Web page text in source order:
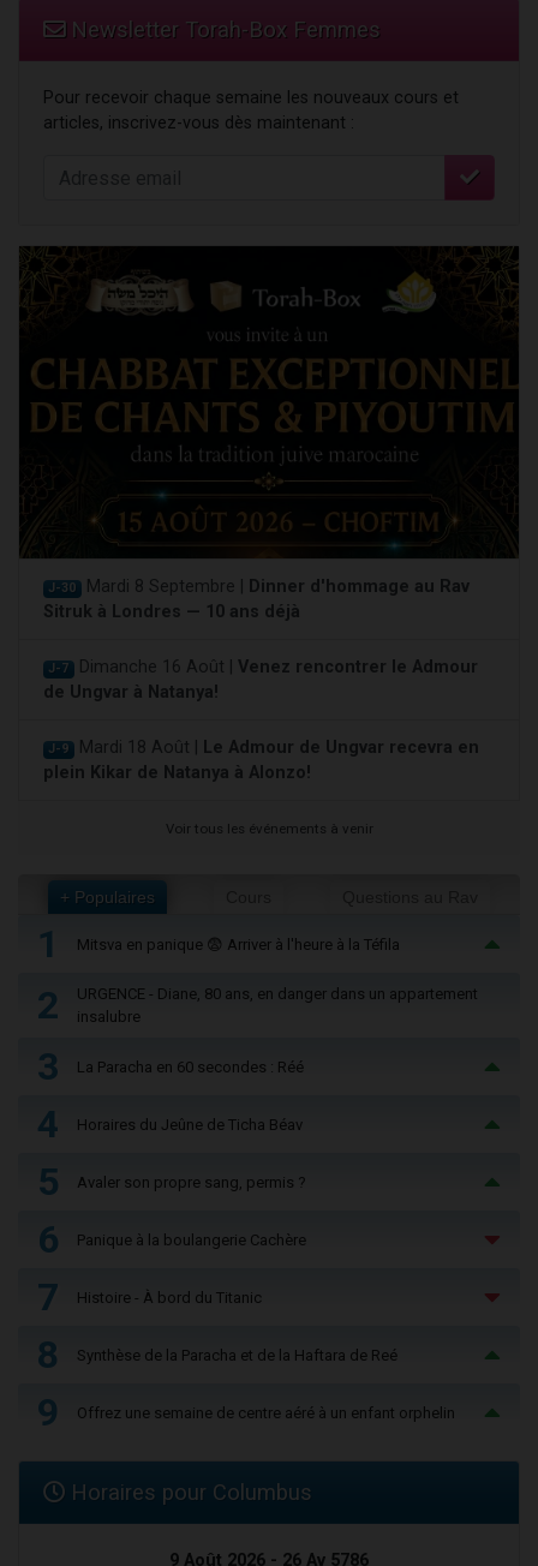
Newsletter Torah-Box Femmes
Pour recevoir chaque semaine les nouveaux cours et
articles, inscrivez-vous dès maintenant :
J-30 Mardi 8 Septembre | Dinner d'hommage au Rav
Sitruk à Londres — 10 ans déjà
J-7 Dimanche 16 Août | Venez rencontrer le Admour
de Ungvar à Natanya!
J-9 Mardi 18 Août | Le Admour de Ungvar recevra en
plein Kikar de Natanya à Alonzo!
Voir tous les événements à venir
+ Populaires
1 Mitsva en panique 😨 Arriver à l'heure à la Téfila
2
URGENCE - Diane, 80 ans, en danger dans un appartement
insalubre
3 La Paracha en 60 secondes : Réé
4 Horaires du Jeûne de Ticha Béav
5 Avaler son propre sang, permis ?
6 Panique à la boulangerie Cachère
7 Histoire - À bord du Titanic
8 Synthèse de la Paracha et de la Haftara de Reé
9 Offrez une semaine de centre aéré à un enfant orphelin
Horaires pour Columbus
9 Août 2026 - 26 Av 5786